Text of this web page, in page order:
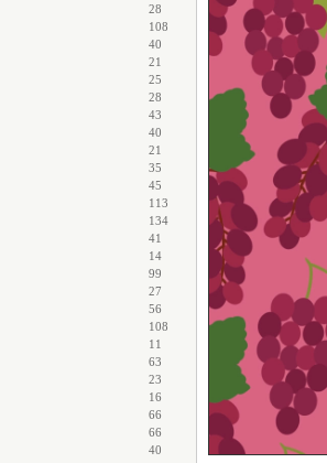
28
108
40
21
25
28
43
40
21
35
45
113
134
41
14
99
27
56
108
11
63
23
16
66
66
40